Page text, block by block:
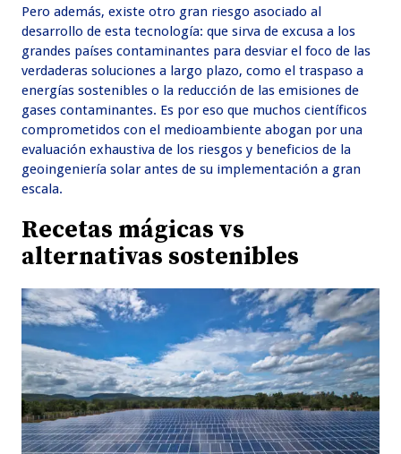
Pero además, existe otro gran riesgo asociado al
desarrollo de esta tecnología: que sirva de excusa a los
grandes países contaminantes para desviar el foco de las
verdaderas soluciones a largo plazo, como el traspaso a
energías sostenibles o la reducción de las emisiones de
gases contaminantes. Es por eso que muchos científicos
comprometidos con el medioambiente abogan por una
evaluación exhaustiva de los riesgos y beneficios de la
geoingeniería solar antes de su implementación a gran
escala.
Recetas mágicas vs
alternativas sostenibles